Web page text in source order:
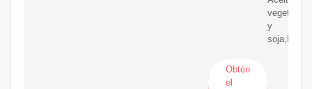
vegetal
y
soja,Frío
Obtén
el